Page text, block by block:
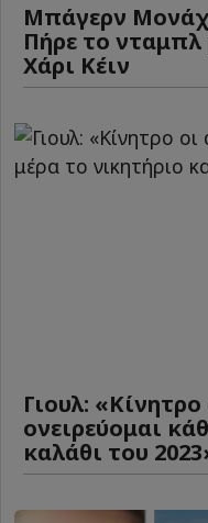
Μπάγερν
Πήρε το νταμπλ
Χάρι Κέιν
Γιουλ:
ονειρεύομαι
καλάθι του